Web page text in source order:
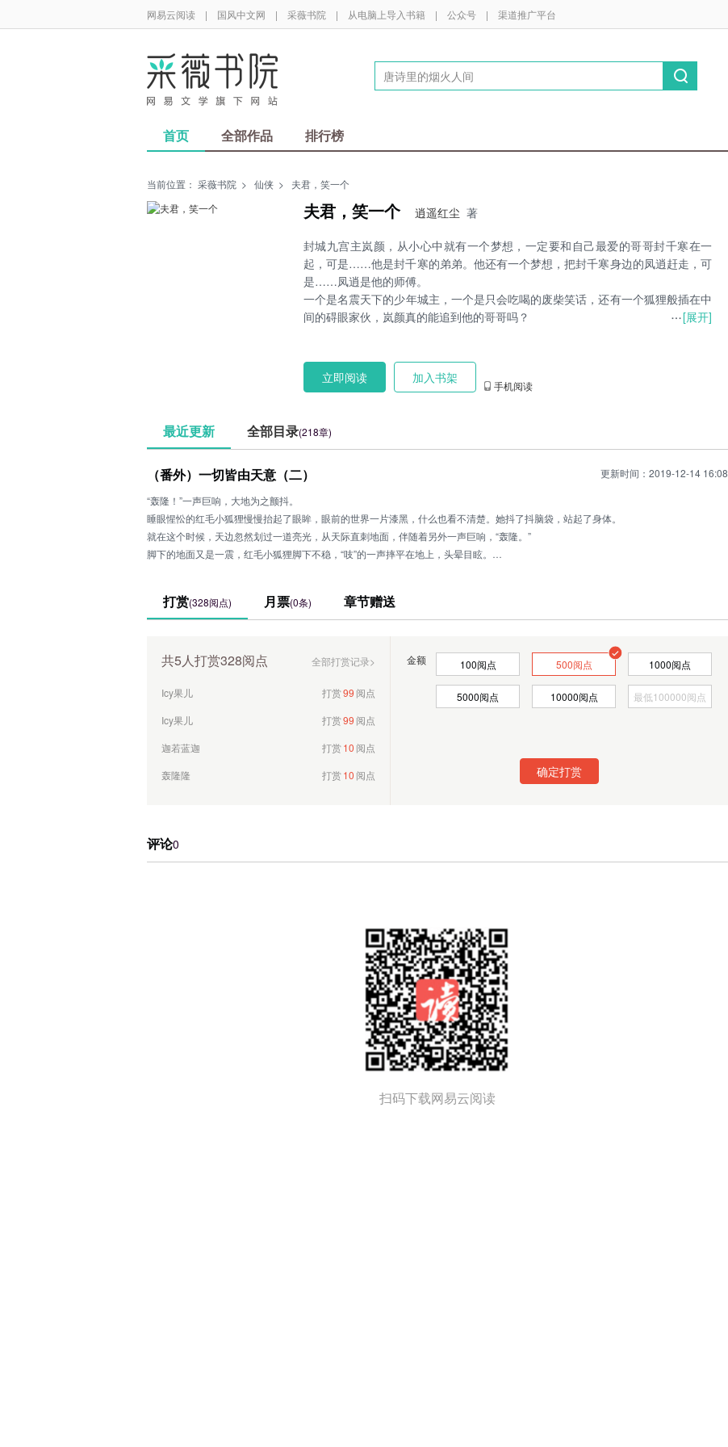
网易云阅读 | 国风中文网 | 采薇书院 | 从电脑上导入书籍 | 公众号 | 渠道推广平台
首页 全部作品 排行榜
当前位置： 采薇书院 > 仙侠 > 夫君，笑一个
夫君，笑一个 逍遥红尘 著
封城九宫主岚颜，从小心中就有一个梦想，一定要和自己最爱的哥哥封千寒在一
起，可是……他是封千寒的弟弟。他还有一个梦想，把封千寒身边的凤逍赶走，可
是……凤逍是他的师傅。
一个是名震天下的少年城主，一个是只会吃喝的废柴笑话，还有一个狐狸般插在中
间的碍眼家伙，岚颜真的能追到他的哥哥吗？
再PS：本文已在台湾上市，淘宝可代购。
[展开]
立即阅读 加入书架
手机阅读
最近更新 全部目录(218章)
（番外）一切皆由天意（二）
更新时间：2019-12-14 16:08
“轰隆！”一声巨响，大地为之颤抖。
睡眼惺忪的红毛小狐狸慢慢抬起了眼眸，眼前的世界一片漆黑，什么也看不清楚。她抖了抖脑袋，站起了身体。
就在这个时候，天边忽然划过一道亮光，从天际直刺地面，伴随着另外一声巨响，“轰隆。”
脚下的地面又是一震，红毛小狐狸脚下不稳，“吱”的一声摔平在地上，头晕目眩。
打赏(328阅点) 月票(0条) 章节赠送
共5人打赏328阅点 全部打赏记录>
轰隆隆
10阅点
青青子矜，悠悠我心
打赏10阅点
Icy果儿
打赏99 阅点
Icy果儿
打赏99 阅点
迦若蓝迦
打赏10 阅点
轰隆隆
打赏10 阅点
Icy果儿
金额 100阅点 500阅点 1000阅点
5000阅点 10000阅点
确定打赏
评论0
扫码下载网易云阅读